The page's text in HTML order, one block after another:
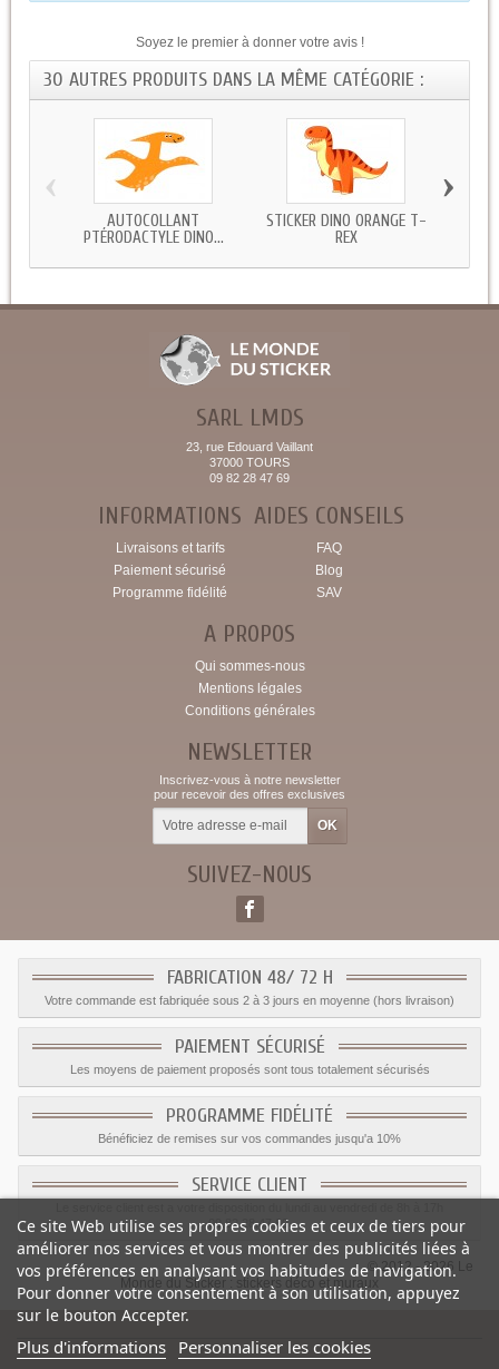
Soyez le premier à donner votre avis !
30 AUTRES PRODUITS DANS LA MÊME CATÉGORIE :
AUTOCOLLANT
PTÉRODACTYLE DINO...
STICKER DINO ORANGE T-
REX
‹ ›
SARL LMDS
23, rue Edouard Vaillant
37000 TOURS
09 82 28 47 69
INFORMATIONS
Livraisons et tarifs
Paiement sécurisé
Programme fidélité
AIDES CONSEILS
FAQ
Blog
SAV
A PROPOS
Qui sommes-nous
Mentions légales
Conditions générales
NEWSLETTER
Inscrivez-vous à notre newsletter
pour recevoir des offres exclusives
SUIVEZ-NOUS
FABRICATION 48/ 72 H
Votre commande est fabriquée sous 2 à 3 jours en moyenne (hors livraison)
PAIEMENT SÉCURISÉ
Les moyens de paiement proposés sont tous totalement sécurisés
PROGRAMME FIDÉLITÉ
Bénéficiez de remises sur vos commandes jusqu'a 10%
SERVICE CLIENT
09.82.28.47.69.
© 2012 - 2026 Le
Monde du Sticker :
stickers déco et muraux
Ce site Web utilise ses propres cookies et ceux de tiers pour
améliorer nos services et vous montrer des publicités liées à
vos préférences en analysant vos habitudes de navigation.
Pour donner votre consentement à son utilisation, appuyez
sur le bouton Accepter.
Plus d'informations Personnaliser les cookies